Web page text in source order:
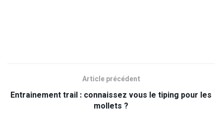
Article précédent
Entrainement trail : connaissez vous le tiping pour les
mollets ?